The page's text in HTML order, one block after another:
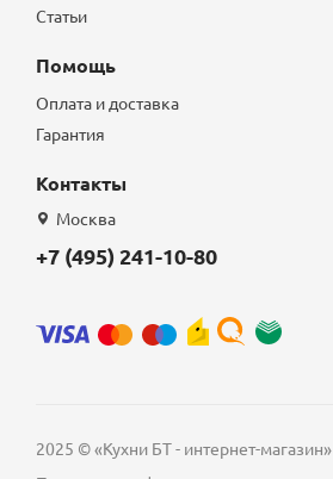
Статьи
Помощь
Оплата и доставка
Гарантия
Контакты
Москва
+7 (495) 241-10-80
2025 © «Кухни БТ - интернет-магазин»